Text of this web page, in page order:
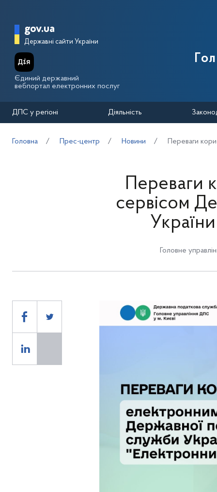
Головна сторінка Державної
gov.ua
Державні сайти України
Єдиний державний
вебпортал електронних послуг
ДПС у регіоні Діяльність
Головна Прес-центр Новини Переваги
Переваги
сервісом
Головне